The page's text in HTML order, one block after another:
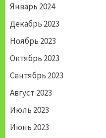
Январь 2024
Декабрь 2023
Ноябрь 2023
Октябрь 2023
Сентябрь 2023
Август 2023
Июль 2023
Июнь 2023